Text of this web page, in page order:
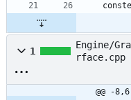
1
Engine/
rface.cpp
@@ -